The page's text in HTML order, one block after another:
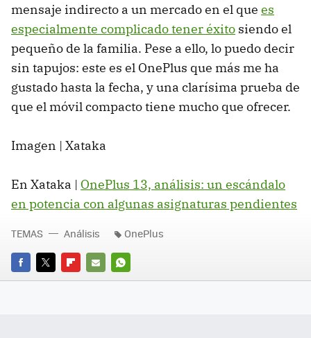
mensaje indirecto a un mercado en el que es
especialmente complicado tener éxito siendo el
pequeño de la familia. Pese a ello, lo puedo decir
sin tapujos: este es el OnePlus que más me ha
gustado hasta la fecha, y una clarísima prueba de
que el móvil compacto tiene mucho que ofrecer.
Imagen | Xataka
En Xataka | OnePlus 13, análisis: un escándalo
en potencia con algunas asignaturas pendientes
FACEBOOK
TWITTERFLIPBOARD
E-
WHATSAPP
TEMAS Análisis OnePlus